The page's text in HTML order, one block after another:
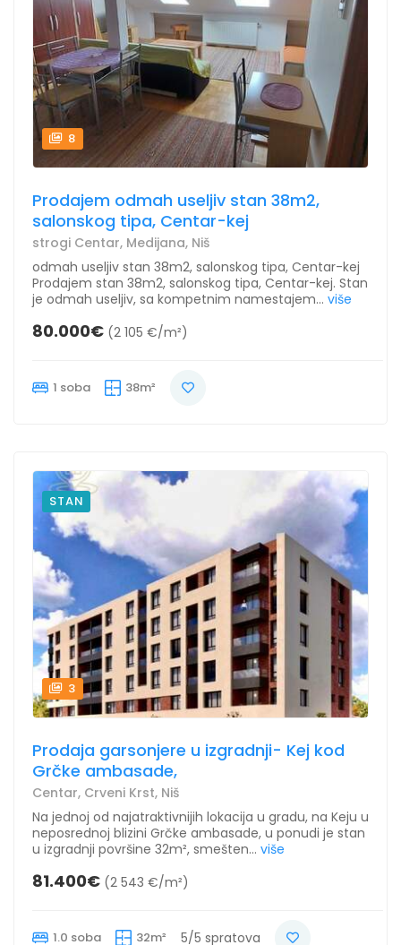
8
Prodajem odmah useljiv stan 38m2,
salonskog tipa, Centar-kej
strogi Centar, Medijana, Niš
odmah useljiv stan 38m2, salonskog tipa, Centar-kej
Prodajem stan 38m2, salonskog tipa, Centar-kej. Stan
je odmah useljiv, sa kompetnim namestajem... više
80.000€ (2 105 €/m²)
1 soba 38m²
STAN
3
Prodaja garsonjere u izgradnji- Kej kod
Grčke ambasade,
Centar, Crveni Krst, Niš
Na jednoj od najatraktivnijih lokacija u gradu, na Keju u
neposrednoj blizini Grčke ambasade, u ponudi je stan
u izgradnji površine 32m², smešten... više
81.400€ (2 543 €/m²)
1.0 soba 32m² 5/5 spratova